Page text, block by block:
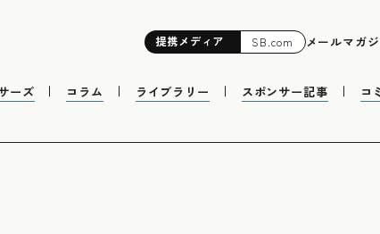
提携メディア SB.com メールマガ
ーズ コラム ライブラリー スポンサー記事 コ